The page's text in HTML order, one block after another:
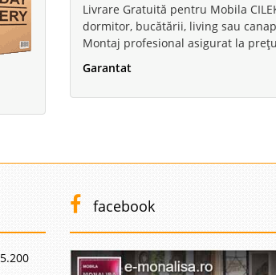
Livrare Gratuită pentru Mobila
dormitor, bucătării, living sau
Montaj profesional asigurat la
Garantat
facebook